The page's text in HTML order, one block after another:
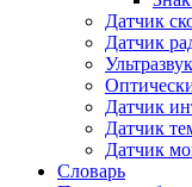
Датчик
Датчик
Датчик
Датчик
Датчик
Словарь